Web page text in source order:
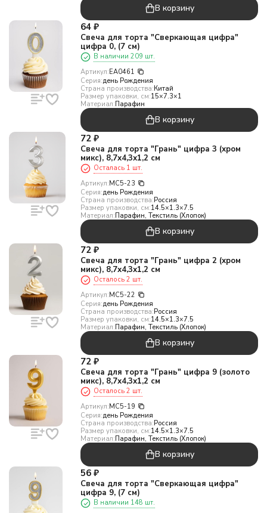
В корзину
64 ₽
Свеча для торта "Сверкающая цифра"
цифра 0, (7 см)
В наличии 209 шт.
Артикул:EA0461
Серия:день Рождения
Страна производства:Китай
Размер упаковки, см:15×7.3×1
Материал:Парафин
В корзину
72 ₽
Свеча для торта "Грань" цифра 3 (хром
микс), 8,7х4,3х1,2 см
Осталась 1 шт.
Артикул:МС5-23
Серия:день Рождения
Страна производства:Россия
Размер упаковки, см:14.5×1.3×7.5
Материал:Парафин, Текстиль (Хлопок)
В корзину
72 ₽
Свеча для торта "Грань" цифра 2 (хром
микс), 8,7х4,3х1,2 см
Осталось 2 шт.
Артикул:МС5-22
Серия:день Рождения
Страна производства:Россия
Размер упаковки, см:14.5×1.3×7.5
Материал:Парафин, Текстиль (Хлопок)
В корзину
72 ₽
Свеча для торта "Грань" цифра 9 (золото
микс), 8,7х4,3х1,2 см
Осталось 2 шт.
Артикул:МС5-19
Серия:день Рождения
Страна производства:Россия
Размер упаковки, см:14.5×1.3×7.5
Материал:Парафин, Текстиль (Хлопок)
В корзину
56 ₽
Свеча для торта "Сверкающая цифра"
цифра 9, (7 см)
В наличии 148 шт.